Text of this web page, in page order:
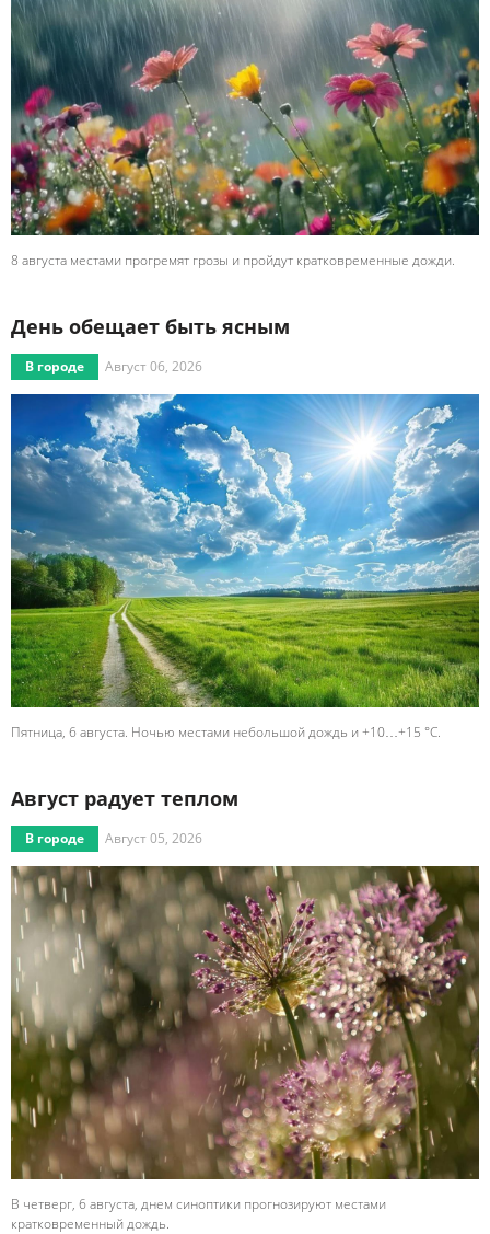
8 августа местами прогремят грозы и пройдут кратковременные дожди.
День обещает быть ясным
В городе Август 06, 2026
Пятница, 6 августа. Ночью местами небольшой дождь и +10…+15 °C.
Август радует теплом
В городе Август 05, 2026
В четверг, 6 августа, днем синоптики прогнозируют местами
кратковременный дождь.